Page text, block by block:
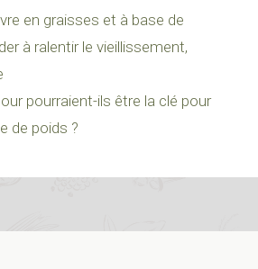
en graisses et à base de
à ralentir le vieillissement,
pourraient-ils être la clé pour
de poids ?